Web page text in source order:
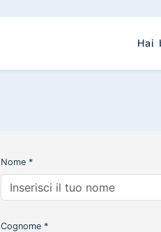
Hai
Nome *
Cognome *